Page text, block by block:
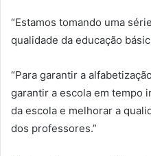
“Estamos tomando uma
qualidade da educação
“Para garantir a
garantir a escola em tempo
da escola e melhorar a
dos professores.”